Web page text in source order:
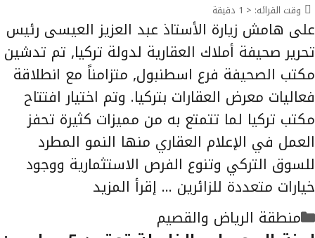
وقت القرائه: < 1 دقيقة
على هامش زيارة الأستاذ عبد العزيز العيسى رئيس
تحرير صحيفة أملاك العقارية لدولة تركيا, تم تدشين
مكتب الصحيفة فرع اسطنبول, متزامناً مع انطلاقة
فعاليات معرض العقارات بتركيا. وتم اختيار افتتاح
مكتب تركيا لما تتمتع به من مميزات كثيرة تحفز
العمل في الإعلام العقاري منها النمو المطرد
للسوق التركي وتنوع الفرص الاستثمارية ووجود
خيارات متعددة للزائرين … إقرأ المزيد
التصنيفات
منطقة الرياض والقصيم